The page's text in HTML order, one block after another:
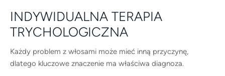
INDYWIDUALNA TERAPIA
TRYCHOLOGICZNA
Każdy problem z włosami może mieć inną przyczynę,
dlatego kluczowe znaczenie ma właściwa diagnoza.